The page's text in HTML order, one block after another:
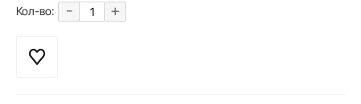
Кол-во: - +